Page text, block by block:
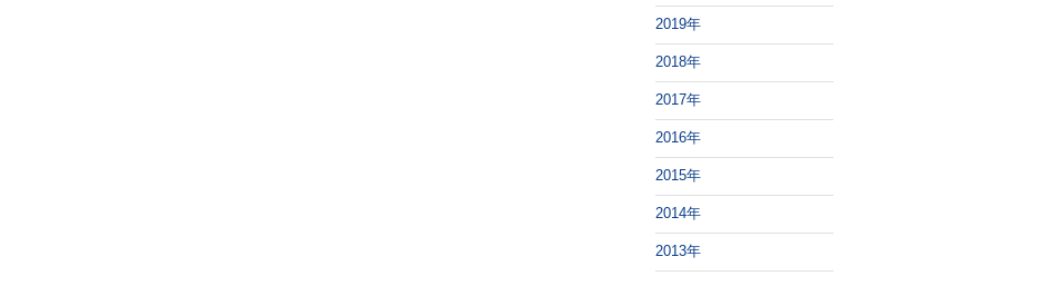
2019年
2018年
2017年
2016年
2015年
2014年
2013年